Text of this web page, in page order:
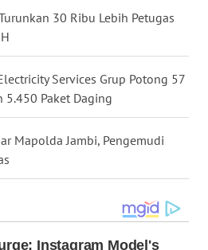
30 Ribu Lebih Petugas
Services Grup Potong 57
5.450 Paket Daging
Mapolda Jambi, Pengemudi